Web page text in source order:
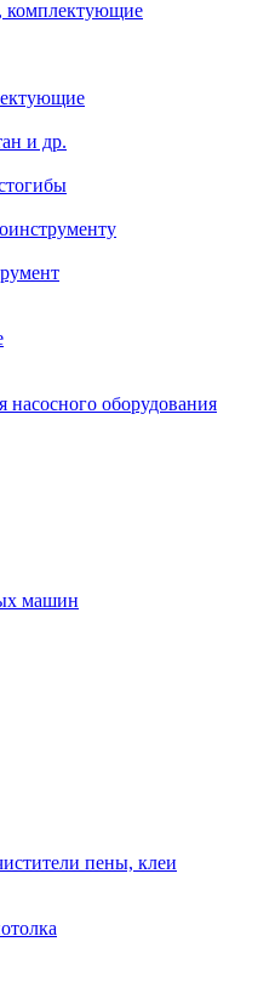
комплектующие
и др.
оборудования
машин
пены, клеи